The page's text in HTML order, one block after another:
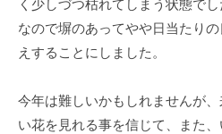
く少しづつ枯れてしまう状態でし
なので塀のあってやや日当たり
えすることにしました。
今年は難しいかもしれませんが
い花を見れる事を信じて、また